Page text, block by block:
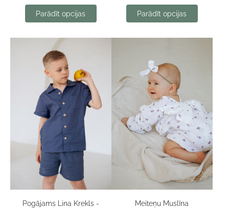
Parādīt opcijas Parādīt opcijas
Pogājams Lina Krekls -
Meiteņu Muslīna